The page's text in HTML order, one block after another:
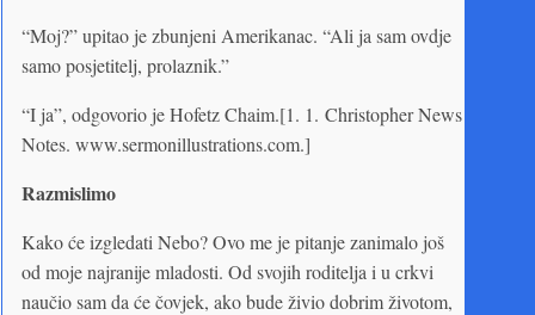
“Moj?” upitao je zbunjeni Amerikanac. “Ali ja sam ovdje
samo posjetitelj, prolaznik.”
“I ja”, odgovorio je Hofetz Chaim.[1. 1. Christopher News
Notes. www.sermonillustrations.com.]
Razmislimo
Kako će izgledati Nebo? Ovo me je pitanje zanimalo još
od moje najranije mladosti. Od svojih roditelja i u crkvi
naučio sam da će čovjek, ako bude živio dobrim životom,